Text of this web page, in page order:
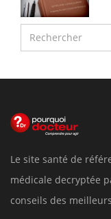
Le site santé de
médicale decryptée
conseils des